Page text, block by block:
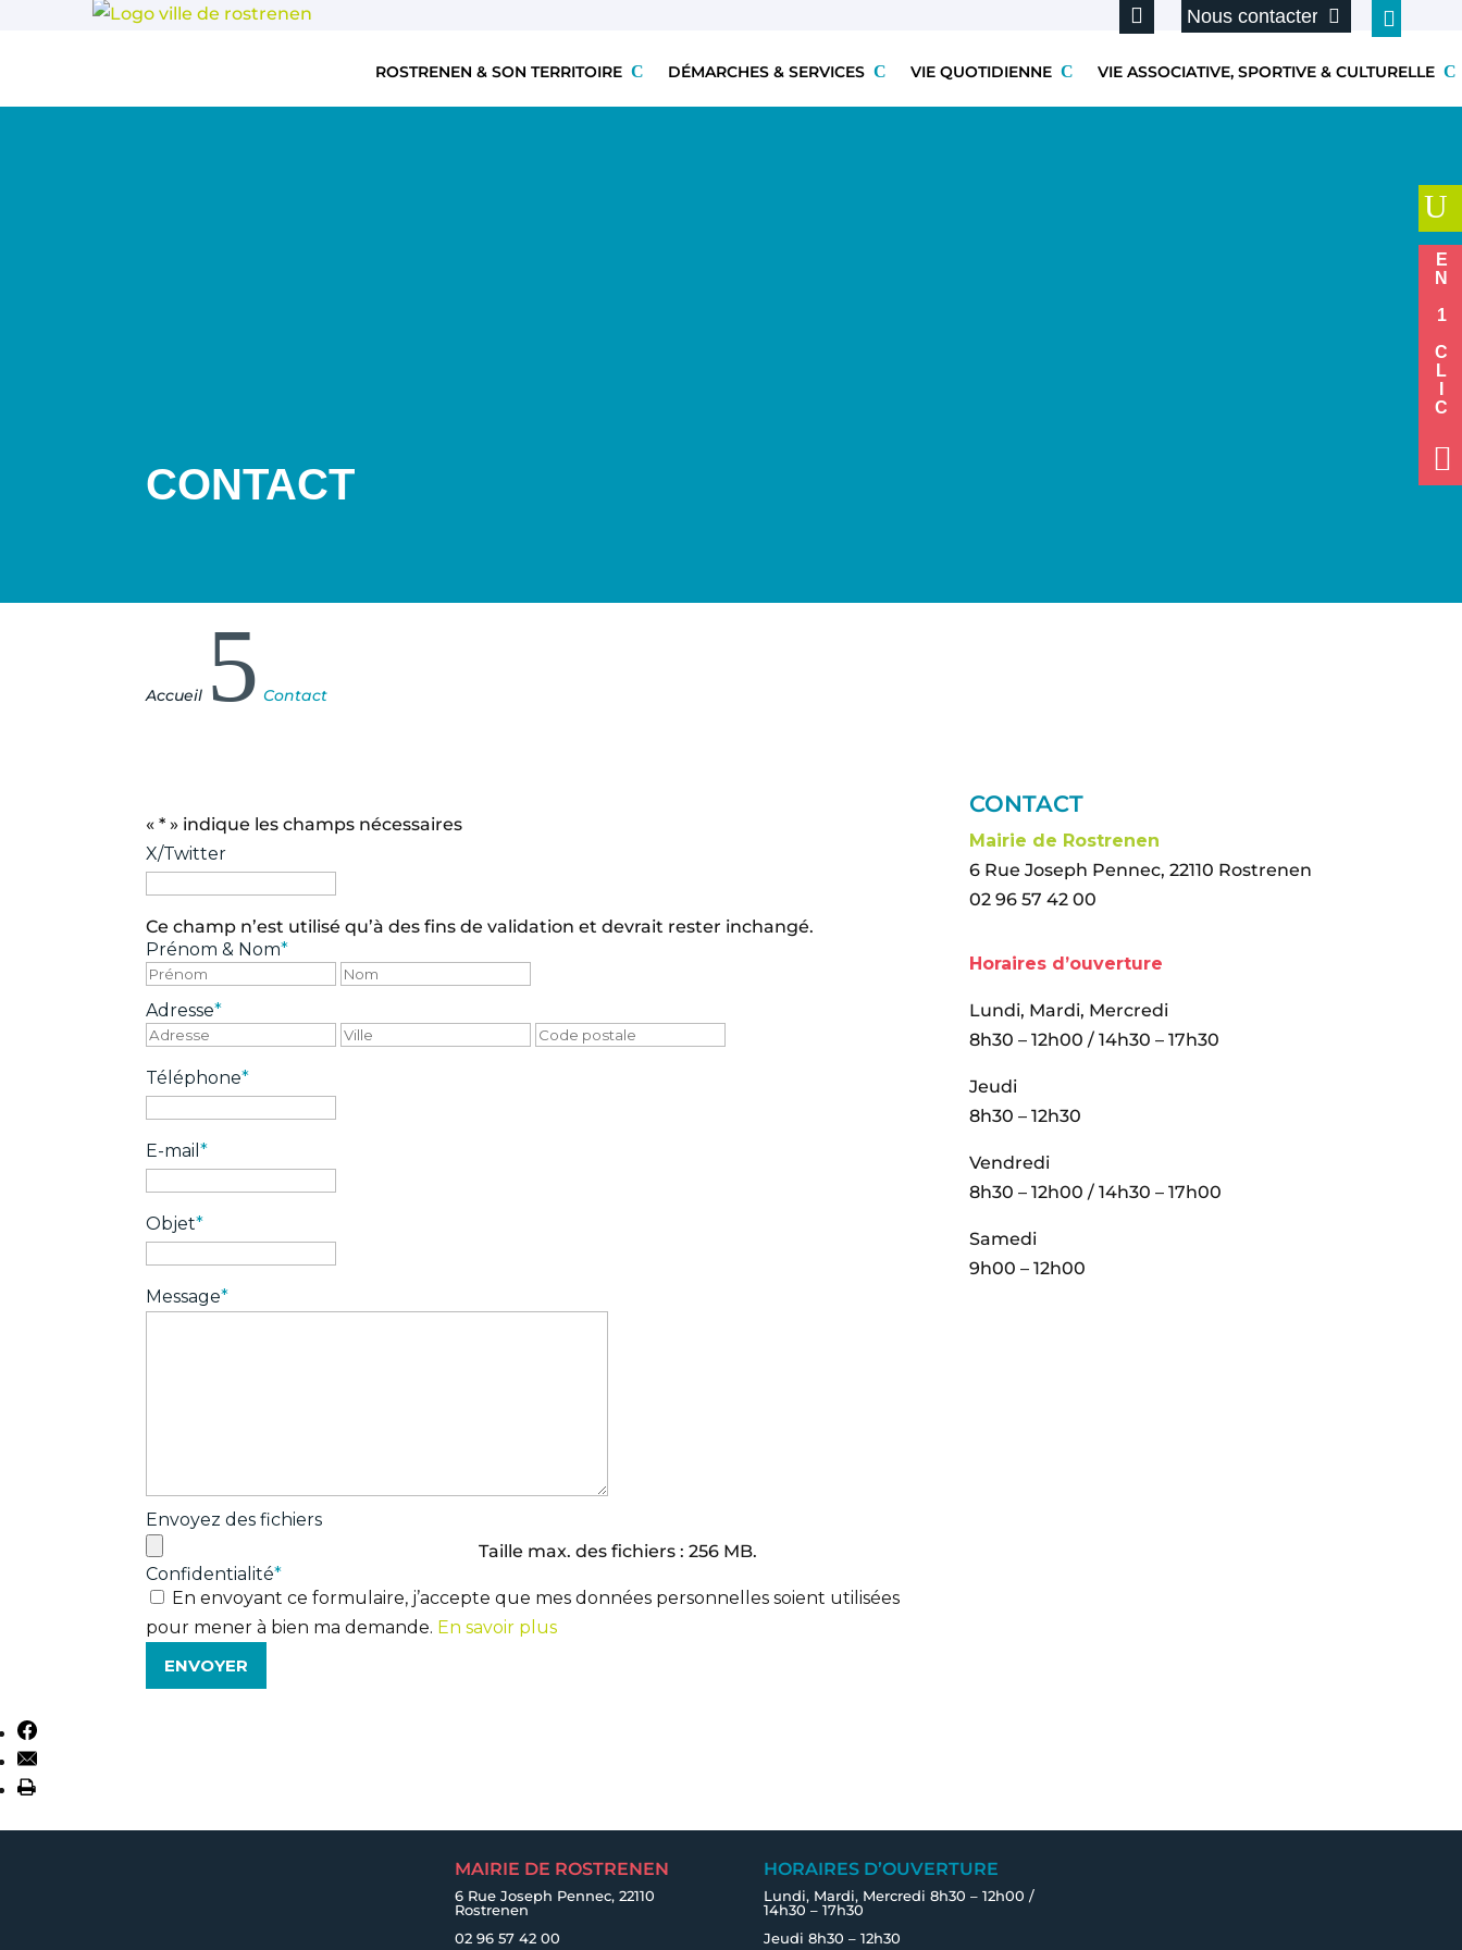
Nous contacter
ROSTRENEN & SON TERRITOIRE DÉMARCHES & SERVICES VIE QUOTIDIENNE VIE ASSOCIATIVE, SPORTIVE & CULTURELLE
CONTACT
Accueil 5 Contact
«* » indique les champs nécessaires
X/Twitter
Ce champ n’est utilisé qu’à des fins de validation et devrait rester inchangé.
Prénom & Nom*
Prénom
Adresse*
Adresse
Ville
Téléphone*
E-mail*
Objet*
Message*
Envoyez des fichiers
Taille max. des fichiers : 256 MB.
Confidentialité*
En envoyant ce formulaire, j’accepte que mes données personnelles soient utilisées
pour mener à bien ma demande. En savoir plus
CONTACT
Mairie de Rostrenen
6 Rue Joseph Pennec, 22110 Rostrenen
02 96 57 42 00
Horaires d’ouverture
Lundi, Mardi, Mercredi
8h30 – 12h00 / 14h30 – 17h30
Jeudi
8h30 – 12h30
Vendredi
8h30 – 12h00 / 14h30 – 17h00
Samedi
9h00 – 12h00
MAIRIE DE ROSTRENEN
6 Rue Joseph Pennec, 22110
Rostrenen
02 96 57 42 00
HORAIRES D’OUVERTURE
Lundi, Mardi, Mercredi 8h30 – 12h00 /
14h30 – 17h30
Jeudi 8h30 – 12h30
U
EN 1 CLIC
